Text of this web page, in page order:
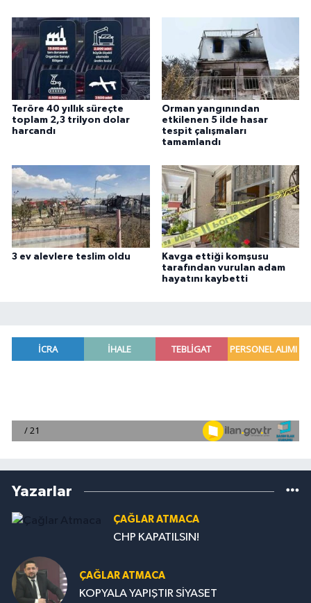
Teröre 40 yıllık süreçte
toplam 2,3 trilyon dolar
harcandı
Orman yangınından
etkilenen 5 ilde hasar
tespit çalışmaları
tamamlandı
3 ev alevlere teslim oldu
Kavga ettiği komşusu
tarafından vurulan adam
hayatını kaybetti
Yazarlar
ÇAĞLAR ATMACA
CHP KAPATILSIN!
ÇAĞLAR ATMACA
KOPYALA YAPIŞTIR SİYASET